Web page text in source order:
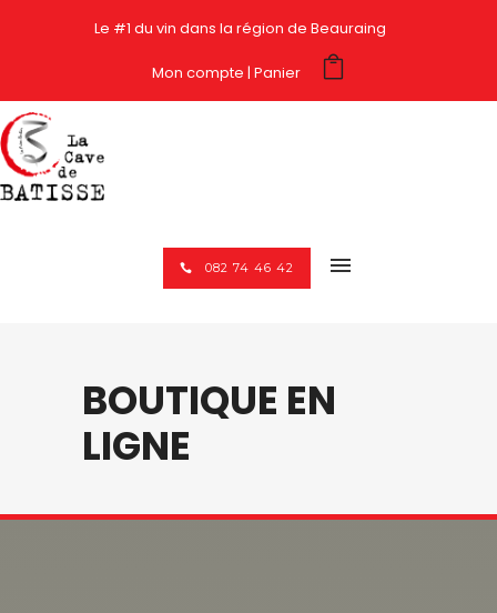
Le #1 du vin dans la région de Beauraing
Mon compte Panier
082 74 46 42
BOUTIQUE EN
LIGNE